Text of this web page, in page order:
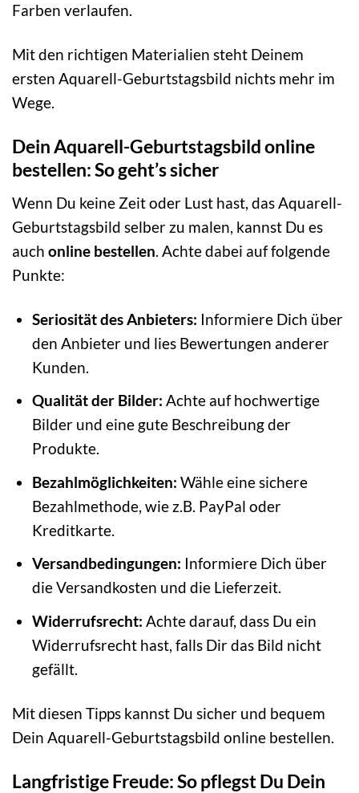
Farben verlaufen.
Mit den richtigen Materialien steht Deinem
ersten Aquarell-Geburtstagsbild nichts mehr im
Wege.
Dein Aquarell-Geburtstagsbild online
bestellen: So geht’s sicher
Wenn Du keine Zeit oder Lust hast, das Aquarell-
Geburtstagsbild selber zu malen, kannst Du es
auch online bestellen. Achte dabei auf folgende
Punkte:
Seriosität des Anbieters: Informiere Dich über
den Anbieter und lies Bewertungen anderer
Kunden.
Qualität der Bilder: Achte auf hochwertige
Bilder und eine gute Beschreibung der
Produkte.
Bezahlmöglichkeiten: Wähle eine sichere
Bezahlmethode, wie z.B. PayPal oder
Kreditkarte.
Versandbedingungen: Informiere Dich über
die Versandkosten und die Lieferzeit.
Widerrufsrecht: Achte darauf, dass Du ein
Widerrufsrecht hast, falls Dir das Bild nicht
gefällt.
Mit diesen Tipps kannst Du sicher und bequem
Dein Aquarell-Geburtstagsbild online bestellen.
Langfristige Freude: So pflegst Du Dein